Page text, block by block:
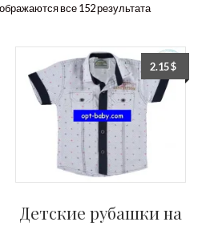
все 152 результата
Детские рубашки на
2.15$